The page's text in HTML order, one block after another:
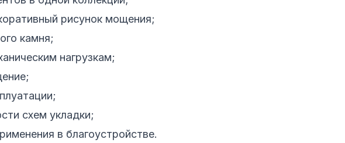
рисунок мощения;
камня;
нагрузкам;
схем укладки;
в благоустройстве.